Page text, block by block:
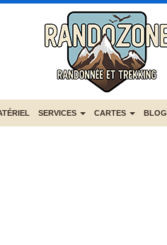
SERVICES CARTES BLOG